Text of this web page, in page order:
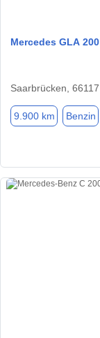
Mercedes GLA 200
Saarbrücken, 66117
9.900 km Benzin